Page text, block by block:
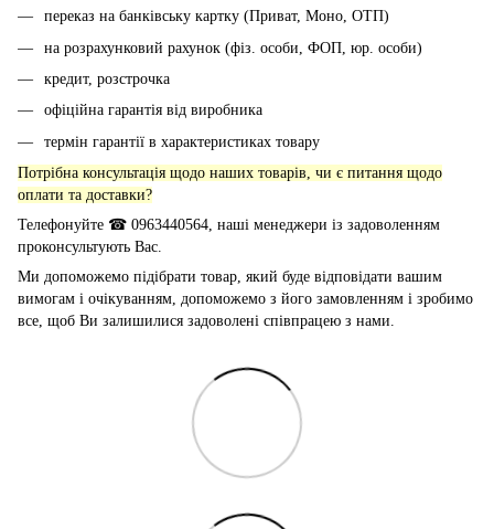
переказ на банківську картку (Приват, Моно, ОТП)
на розрахунковий рахунок (фіз. особи, ФОП, юр. особи)
кредит, розстрочка
офіційна гарантія від виробника
термін гарантії в характеристиках товару
Потрібна консультація щодо наших товарів, чи є питання щодо
оплати та доставки?
Телефонуйте ☎ 0963440564, наші менеджери із задоволенням
проконсультують Вас.
Ми допоможемо підібрати товар, який буде відповідати вашим
вимогам і очікуванням, допоможемо з його замовленням і зробимо
все, щоб Ви залишилися задоволені співпрацею з нами.